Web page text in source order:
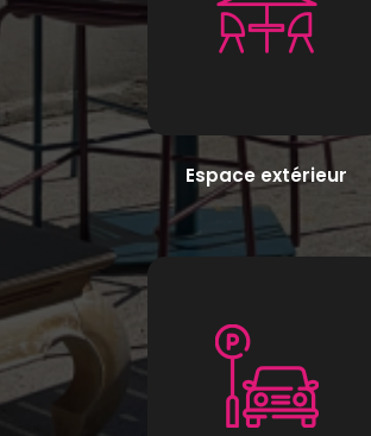
Espace extérieur